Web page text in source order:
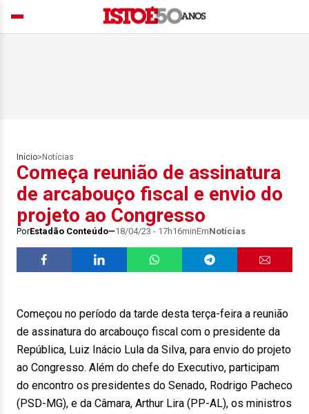
Início> Notícias
Começa reunião de assinatura
de arcabouço fiscal e envio do
projeto ao Congresso
PorEstadão Conteúdo 18/04/23 - 17h16minEmNotícias
Começou no período da tarde desta terça-feira a reunião
de assinatura do arcabouço fiscal com o presidente da
República, Luiz Inácio Lula da Silva, para envio do projeto
ao Congresso. Além do chefe do Executivo, participam
do encontro os presidentes do Senado, Rodrigo Pacheco
(PSD-MG), e da Câmara, Arthur Lira (PP-AL), os ministros